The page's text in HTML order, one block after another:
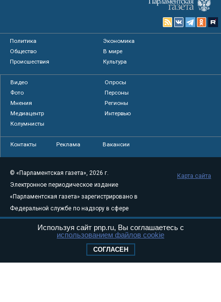
Политика
Экономика
Общество
В мире
Происшествия
Культура
Видео
Опросы
Фото
Персоны
Мнения
Регионы
Медиацентр
Интервью
Колумнисты
Контакты Реклама Вакансии
© «Парламентская газета», 2026 г.
Электронное периодическое издание
«Парламентская газета» зарегистрировано в
Федеральной службе по надзору в сфере
связи, информационных технологий и
массовых коммуникаций (Роскомнадзор) 05
Свидетельство о регистрации Эл № ФС77-
Карта сайта
Используя сайт pnp.ru, Вы соглашаетесь с
использованием файлов cookie
СОГЛАСЕН